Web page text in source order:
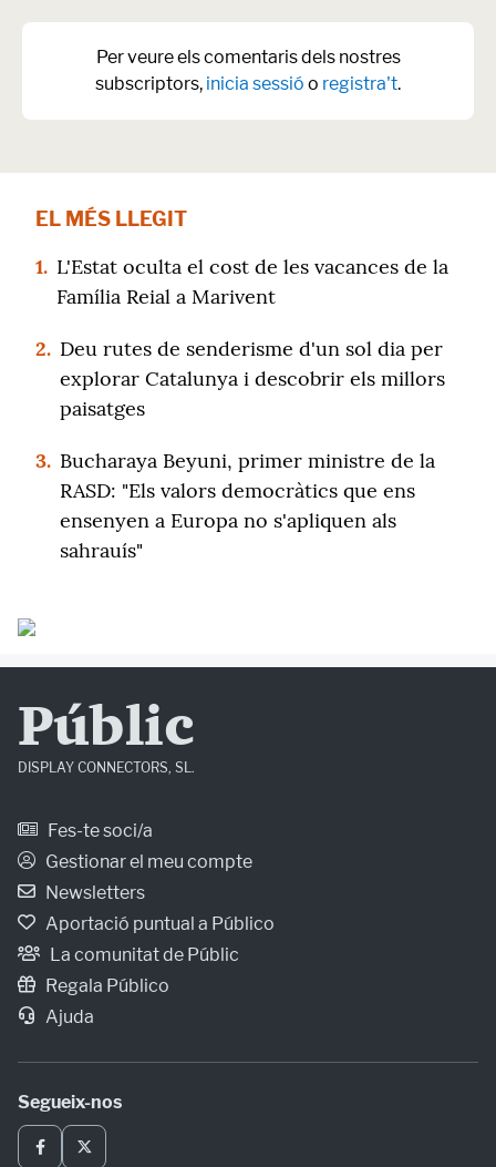
Per veure els comentaris dels nostres
subscriptors, inicia sessió o registra't.
EL MÉS LLEGIT
1. L'Estat oculta el cost de les vacances de la
Família Reial a Marivent
2. Deu rutes de senderisme d'un sol dia per
explorar Catalunya i descobrir els millors
paisatges
3. Bucharaya Beyuni, primer ministre de la
RASD: "Els valors democràtics que ens
ensenyen a Europa no s'apliquen als
sahrauís"
Públic
DISPLAY CONNECTORS, SL.
Fes-te soci/a
Gestionar el meu compte
Newsletters
Aportació puntual a Público
La comunitat de Públic
Regala Público
Ajuda
Segueix-nos